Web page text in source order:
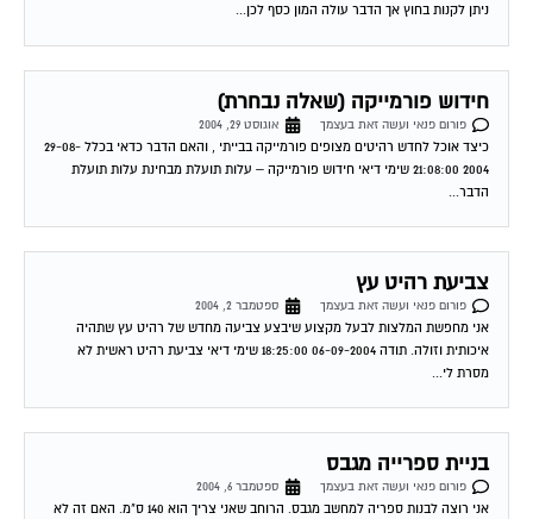
ניתן לקנות בחוץ אך הדבר עולה המון כסף לכן...
חידוש פורמייקה (שאלה נבחרת)
פורום פנאי ועשה זאת בעצמך
אוגוסט 29, 2004
כיצד אוכל לחדש רהיטים מצופים פורמייקה בבייתי , והאם הדבר כדאי בכלל 29-08-
2004 21:08:00 שימי דיאי חידוש פורמייקה – עלות תועלת מבחינת עלות תועלת
הדבר...
צביעת רהיט עץ
פורום פנאי ועשה זאת בעצמך
ספטמבר 2, 2004
אני מחפשת המלצות לבעל מקצוע שיבצע צביעה מחדש של רהיט עץ שתהיה
איכותית וזולה. תודה 06-09-2004 18:25:00 שימי דיאי צביעת רהיט ראשית לא
מסרת לי...
בניית ספרייה מגבס
פורום פנאי ועשה זאת בעצמך
ספטמבר 6, 2004
אני רוצה לבנות ספריה למחשב מגבס. הרוחב שאני צריך הוא 140 ס"מ. האם זה לא